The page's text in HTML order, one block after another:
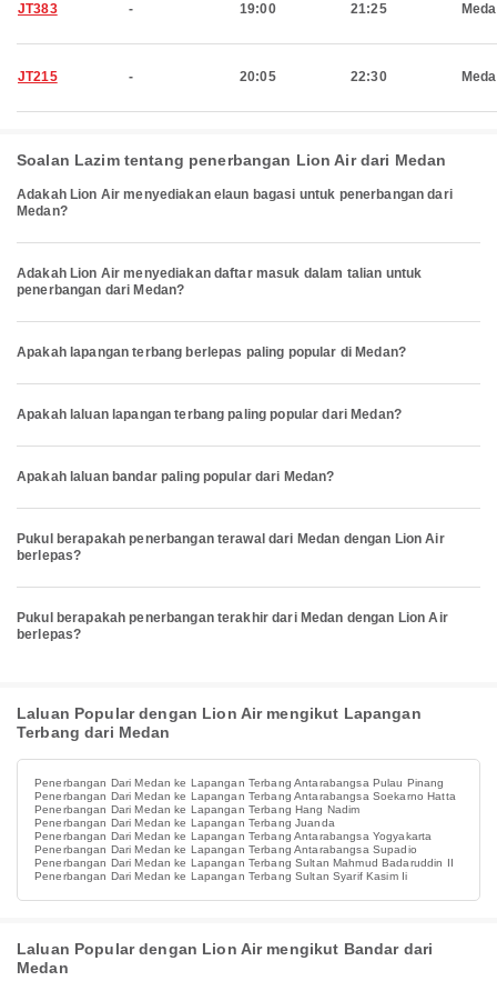
JT383 - 19:00 21:25
JT215 - 20:05 22:30
Soalan Lazim tentang penerbangan Lion Air dari Medan
Adakah Lion Air menyediakan elaun bagasi untuk penerbangan dari
Medan?
Adakah Lion Air menyediakan daftar masuk dalam talian untuk
penerbangan dari Medan?
Apakah lapangan terbang berlepas paling popular di Medan?
Apakah laluan lapangan terbang paling popular dari Medan?
Apakah laluan bandar paling popular dari Medan?
Pukul berapakah penerbangan terawal dari Medan dengan Lion Air
berlepas?
Pukul berapakah penerbangan terakhir dari Medan dengan Lion Air
berlepas?
Laluan Popular dengan Lion Air mengikut Lapangan
Terbang dari Medan
Penerbangan Dari Medan ke Lapangan Terbang Antarabangsa Pulau Pinang
Penerbangan Dari Medan ke Lapangan Terbang Antarabangsa Soekarno Hatta
Penerbangan Dari Medan ke Lapangan Terbang Hang Nadim
Penerbangan Dari Medan ke Lapangan Terbang Juanda
Penerbangan Dari Medan ke Lapangan Terbang Antarabangsa Yogyakarta
Penerbangan Dari Medan ke Lapangan Terbang Antarabangsa Supadio
Penerbangan Dari Medan ke Lapangan Terbang Sultan Mahmud Badaruddin II
Penerbangan Dari Medan ke Lapangan Terbang Sultan Syarif Kasim Ii
Laluan Popular dengan Lion Air mengikut Bandar dari
Medan